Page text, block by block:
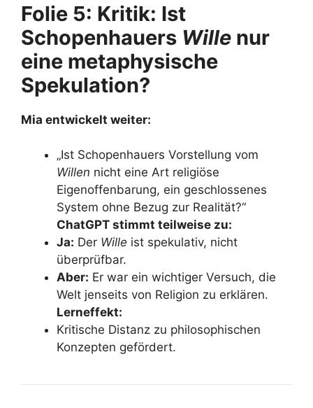
Folie 5: Kritik: Ist
Schopenhauers Wille nur
eine metaphysische
Spekulation?
Mia entwickelt weiter:
„Ist Schopenhauers Vorstellung vom
Willen nicht eine Art religiöse
Eigenoffenbarung, ein geschlossenes
System ohne Bezug zur Realität?“
ChatGPT stimmt teilweise zu:
Ja: Der Wille ist spekulativ, nicht
überprüfbar.
Aber: Er war ein wichtiger Versuch, die
Welt jenseits von Religion zu erklären.
Lerneffekt:
Kritische Distanz zu philosophischen
Konzepten gefördert.